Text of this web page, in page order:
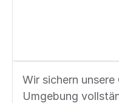
Wir sichern
Umgebung